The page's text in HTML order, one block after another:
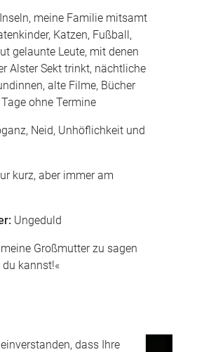
meine Familie mitsamt
Katzen, Fußball,
gelaunte Leute, mit denen
Alster Sekt trinkt, nächtliche
alte Filme, Bücher
ohne Termine
Neid, Unhöflichkeit und
kurz, aber immer am
Ungeduld
Großmutter zu sagen
du kannst!«
dass Ihre